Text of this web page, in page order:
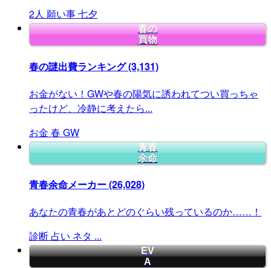
2人 願い事七夕
春の
買物
春の謎出費ランキング(3,131)
お金がない！GWや春の陽気に誘われてつい買っちゃ
ったけど、冷静に考えたら...
お金 春 GW
青春
余命
青春余命メーカー(26,028)
あなたの青春があとどのぐらい残っているのか……！
診断 占い ネタ ...
EV
A